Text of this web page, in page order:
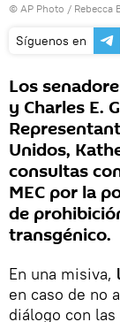
© AP Photo / Rebecca
Síguenos en
Los
y Charles E.
Unidos,
consultas
MEC por la
de
transgénico.
En una misiva,
en caso de no
diálogo con